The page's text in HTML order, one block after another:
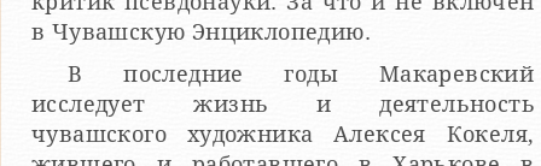
в Чувашскую Энциклопедию.
В последние годы Макаревский
исследует жизнь и деятельность
чувашского художника Алексея Кокеля,